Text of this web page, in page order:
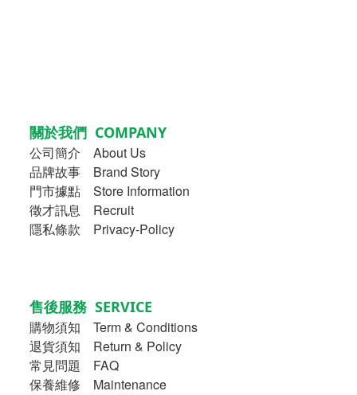
關於我們 COMPANY
公司簡介
About Us
品牌故事
Brand Story
門市據點 Store Information
徵才訊息 Recruit
隱私條款 Privacy-Policy
售後服務 SERVICE
購物須知
Term & Conditions
退貨須知 Return & Policy
常見問題 FAQ
保養維修 Maintenance